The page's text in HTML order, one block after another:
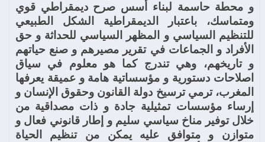
و محطة حاسمة لبناء أسس صرح ديمقراطي قوي
ومتماسك، باعتبار الديمقراطية الشكل الطبيعي
للتنظيم السياسي و المظهر السياسي للحداثة و حق
الأفراد و الجماعات في تقرير مصيرهم و صنع حياتهم
و تاريخهم، وهي تندرج كما هو معلوم في سياق
اصلاحات دستورية و مؤسساتية هامة و عميقة يعرفها
المغرب، ترمي ترسيخ دولة القانون وحقوق الإنسان و
إرساء مؤسسات تمثيلية جادة و ذات مصداقية من
خلال توفير مناخ سياسي سليم و إطار قانوني فعال و
متوازن و متوافق عليه يمكن من تنظيم الحياة